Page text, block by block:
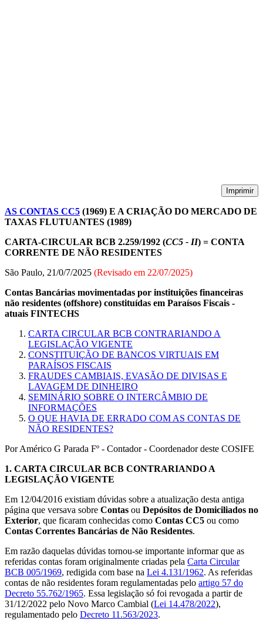
Imprimir
AS CONTAS CC5 (1969) E A CRIAÇÃO DO MERCADO DE
TAXAS FLUTUANTES (1989)
CARTA-CIRCULAR BCB 2.259/1992 (CC5 - II) = CONTA
CORRENTE DE NÃO RESIDENTES
São Paulo, 21/0/7/2025 (Revisado em 22/07/2025)
Contas Bancárias movimentadas por instituições financeiras
não residentes (offshore) constituídas em Paraísos Fiscais -
atuais FINTECHS
CARTA CIRCULAR BCB CONTRARIANDO A
LEGISLAÇÃO VIGENTE
CONSTITUIÇÃO DE BANCOS VIRTUAIS EM
PARAÍSOS FISCAIS
FRAUDES CAMBIAIS, EVASÃO DE DIVISAS E
LAVAGEM DE DINHEIRO
SEMINÁRIO SOBRE O INTERCÂMBIO DE
INFORMAÇÕES
O QUE HAVIA DE ERRADO COM AS CONTAS DE
NÃO RESIDENTES?
Por Américo G Parada Fº - Contador - Coordenador deste COSIFE
1. CARTA CIRCULAR BCB CONTRARIANDO A
LEGISLAÇÃO VIGENTE
Em 12/04/2016 existiam dúvidas sobre a atualização desta antiga
página que versava sobre Contas ou Depósitos de Domiciliados no
Exterior, que ficaram conhecidas como Contas CC5 ou como
Contas Correntes Bancárias de Não Residentes.
Em razão daquelas dúvidas tornou-se importante informar que as
referidas contas foram originalmente criadas pela Carta Circular
BCB 005/1969, redigida com base na Lei 4.131/1962. As referidas
contas de não residentes foram regulamentadas pelo artigo 57 do
Decreto 55.762/1965. Essa legislação só foi revogada a partir de
31/12/2022 pelo Novo Marco Cambial (Lei 14.478/2022),
regulamentado pelo Decreto 11.563/2023.